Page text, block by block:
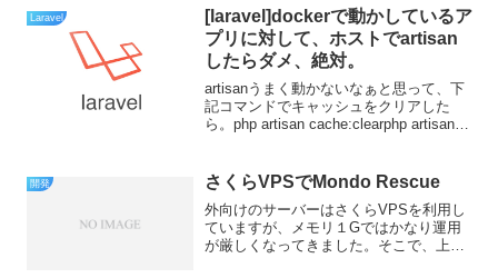
Laravel
[laravel]dockerで動かしているア
プリに対して、ホストでartisan
したらダメ、絶対。
artisanうまく動かないなぁと思って、下
記コマンドでキャッシュをクリアした
ら。php artisan cache:clearphp artisan
開発 さくらVPSでMondo Rescue
外向けのサーバーはさくらVPSを利用し
ていますが、メモリ１Gではかなり運用
が厳しくなってきました。そこで、上位